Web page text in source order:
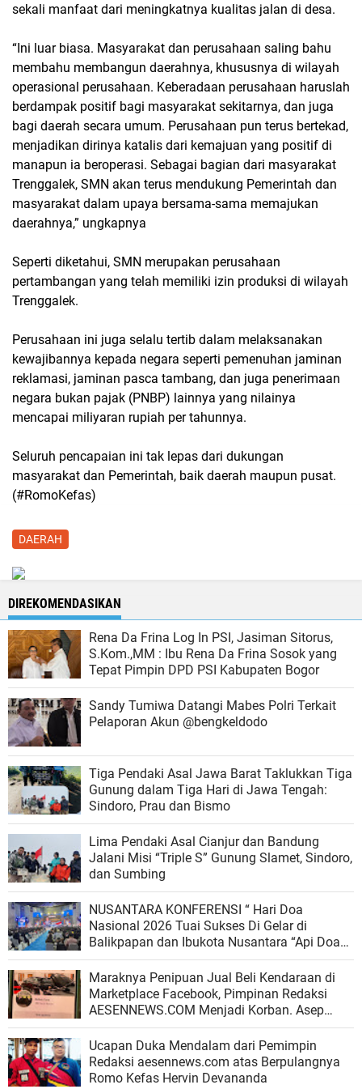
sekali manfaat dari meningkatnya kualitas jalan di desa.
“Ini luar biasa. Masyarakat dan perusahaan saling bahu
membahu membangun daerahnya, khususnya di wilayah
operasional perusahaan. Keberadaan perusahaan haruslah
berdampak positif bagi masyarakat sekitarnya, dan juga
bagi daerah secara umum. Perusahaan pun terus bertekad,
menjadikan dirinya katalis dari kemajuan yang positif di
manapun ia beroperasi. Sebagai bagian dari masyarakat
Trenggalek, SMN akan terus mendukung Pemerintah dan
masyarakat dalam upaya bersama-sama memajukan
daerahnya,” ungkapnya
Seperti diketahui, SMN merupakan perusahaan
pertambangan yang telah memiliki izin produksi di wilayah
Trenggalek.
Perusahaan ini juga selalu tertib dalam melaksanakan
kewajibannya kepada negara seperti pemenuhan jaminan
reklamasi, jaminan pasca tambang, dan juga penerimaan
negara bukan pajak (PNBP) lainnya yang nilainya
mencapai miliyaran rupiah per tahunnya.
Seluruh pencapaian ini tak lepas dari dukungan
masyarakat dan Pemerintah, baik daerah maupun pusat.
(#RomoKefas)
DAERAH
DIREKOMENDASIKAN
Rena Da Frina Log In PSI, Jasiman Sitorus,
S.Kom.,MM : Ibu Rena Da Frina Sosok yang
Tepat Pimpin DPD PSI Kabupaten Bogor
Sandy Tumiwa Datangi Mabes Polri Terkait
Pelaporan Akun @bengkeldodo
Tiga Pendaki Asal Jawa Barat Taklukkan Tiga
Gunung dalam Tiga Hari di Jawa Tengah:
Sindoro, Prau dan Bismo
Lima Pendaki Asal Cianjur dan Bandung
Jalani Misi “Triple S” Gunung Slamet, Sindoro,
dan Sumbing
NUSANTARA KONFERENSI “ Hari Doa
Nasional 2026 Tuai Sukses Di Gelar di
Balikpapan dan Ibukota Nusantara “Api Doa
dan Penginjilan Terus Menyala Dari IKN
Kaltim sampai ke Bangsa Bangsa”
Maraknya Penipuan Jual Beli Kendaraan di
Marketplace Facebook, Pimpinan Redaksi
AESENNEWS.COM Menjadi Korban. Asep
"Saya Koordinasikam dengan Polda Jabar"
Ucapan Duka Mendalam dari Pemimpin
Redaksi aesennews.com atas Berpulangnya
Romo Kefas Hervin Devananda